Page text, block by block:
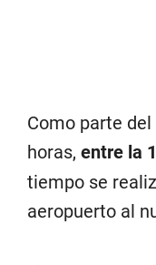
Como parte
horas, entre la
tiempo se
aeropuerto al